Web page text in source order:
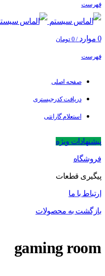
فهرست
0 موارد /
0 تومان
فهرست
صفحه اصلی
دریافت کدرجیستری
استعلام گارانتی
پیشنهادات ویژه
فروشگاه
پیگیری قطعات
ارتباط با ما
بازگشت به محصولات
gaming room